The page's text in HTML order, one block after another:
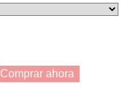
Comprar ahora